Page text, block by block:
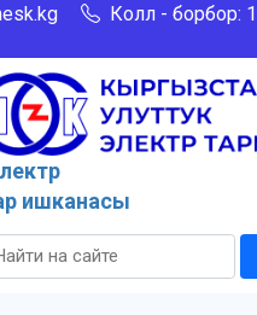
Колл - борбор:
ишканасы